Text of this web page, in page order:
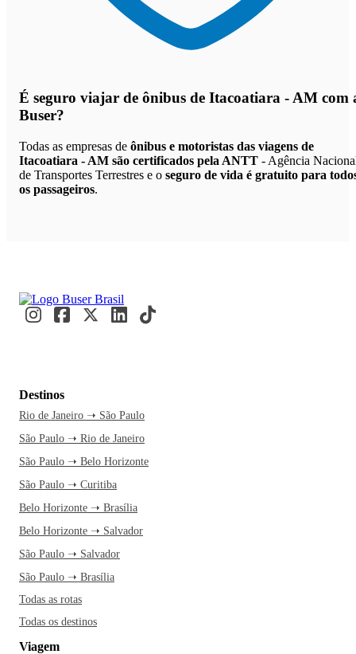
É seguro viajar de ônibus de Itacoatiara - AM com
Buser?
Todas as empresas de ônibus e motoristas das viagens de
Itacoatiara - AM são certificados pela ANTT - Agência
de Transportes Terrestres e o seguro de vida é gratuito para
os passageiros.
Destinos
Rio de Janeiro ➝ São Paulo
São Paulo ➝ Rio de Janeiro
São Paulo ➝ Belo Horizonte
São Paulo ➝ Curitiba
Belo Horizonte ➝ Brasília
Belo Horizonte ➝ Salvador
São Paulo ➝ Salvador
São Paulo ➝ Brasília
Todas as rotas
Todas os destinos
Viagem